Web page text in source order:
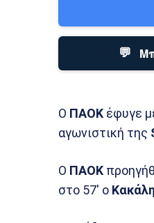
💬
Ο ΠΑΟΚ έφυγε
αγωνιστική της
Ο ΠΑΟΚ
στο 57′ ο